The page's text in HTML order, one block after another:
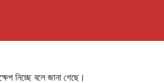
নিচ্ছে বলে জানা গেছে।